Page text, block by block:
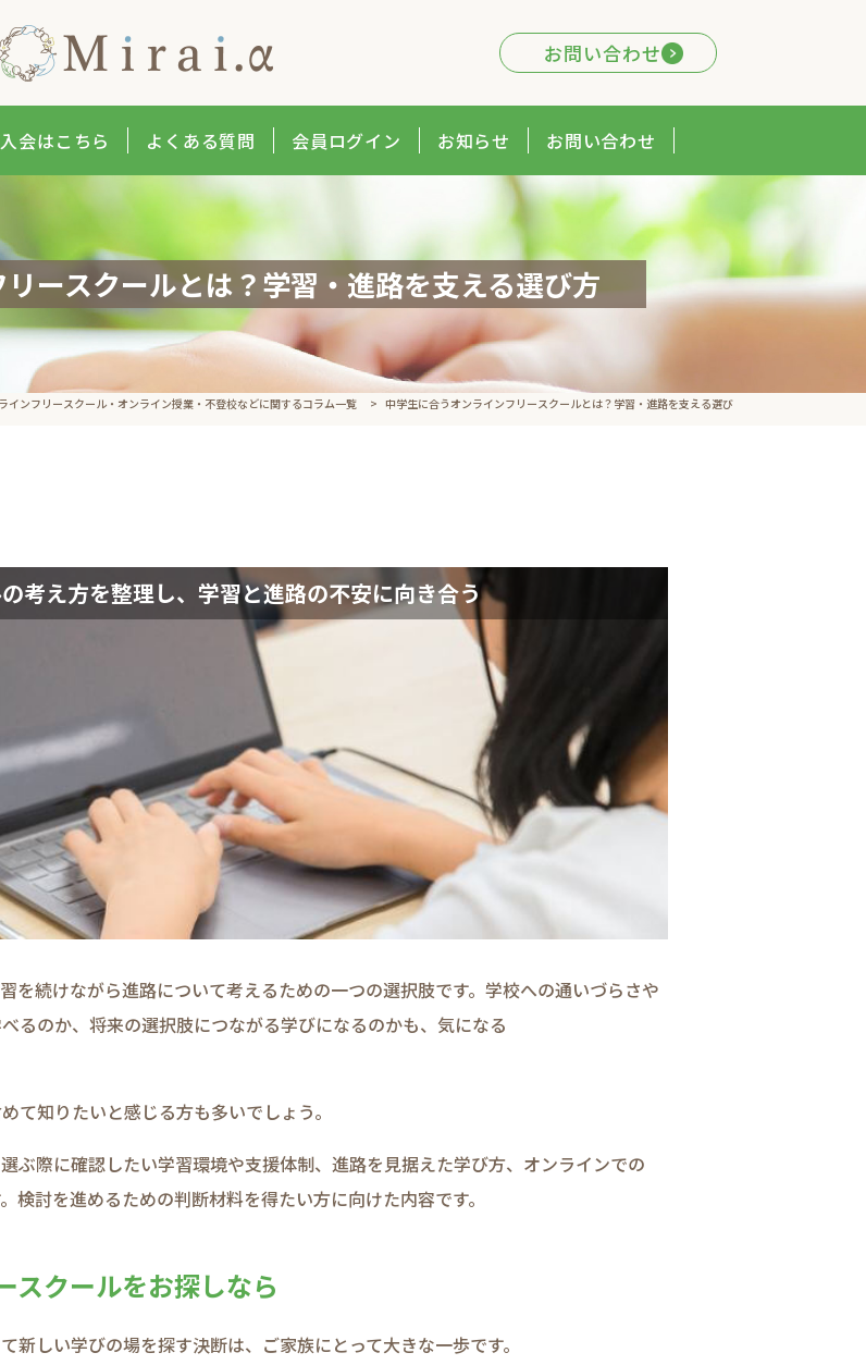
お問い合わせ
会はこちら よくある質問 会員ログイン お知らせ お問い合わせ
ースクールとは？学習・進路を支える選び方
インフリースクール・オンライン授業・​不登校などに​関する​コラム一覧 > 中学生に合うオンラインフリースクールとは？学習・進路を支える選び
考え方を​整理し、​学習と​進路の​不安に​向き合う
を​続けながら​進路に​ついて​考える​ための​一つの​選択肢です。​学校への​通い​づらさや​
るのか、​将来の​選択肢に​つながる​学びに​なるのかも、​気に​なる​
て​知りたいと​感じる​方も​多いでしょう。​
ぶ際に​確認したい​学習環境や​支援体制、​進路を​見据えた​学び方、​オンラインでの​
討を​進める​ための​判断材料を​得たい方に​向けた​内容です。​
スクールを​お探しなら
しい​学びの​場を​探す決断は、​ご家族に​とって​大きな​一歩です。